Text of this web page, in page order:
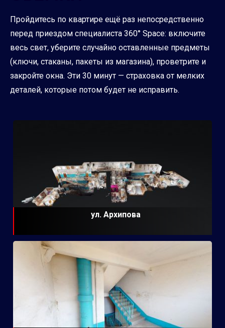
Пройдитесь по квартире ещё раз непосредственно
перед приездом специалиста 360° Space: включите
весь свет, уберите случайно оставленные предметы
(ключи, стаканы, пакеты из магазина), проветрите и
закройте окна. Эти 30 минут — страховка от мелких
деталей, которые потом будет не исправить.
ул. Архипова